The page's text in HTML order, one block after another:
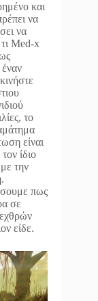
και
να
να
Med-x
έναν
το
είναι
ίδιο
την
πως
σε
είδε.